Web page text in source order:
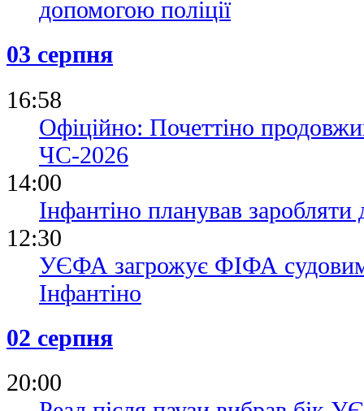
допомогою поліції
03 серпня
16:58
Офіційно: Почеттіно
ЧС-2026
14:00
Інфантіно планував заробляти
12:30
УЄФА загрожує ФІФА
Інфантіно
02 серпня
20:00